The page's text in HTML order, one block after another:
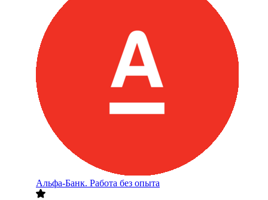
Альфа-Банк. Работа без опыта